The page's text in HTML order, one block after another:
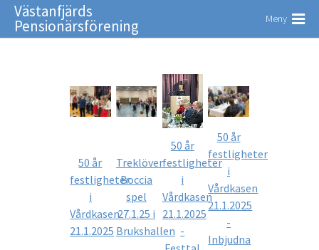
Västanfjärds
Pensionärsförening Meny
50 år
festligheter
i
Vårdkasen
21.1.2025
Treklöver
Boccia
spel
27.1.25 i
Brukshallen
50 år
festligheter
i
Vårdkasen
21.1.2025
-
50 år
festligheter
i
Vårdkasen
21.1.2025
-
Inbjudna